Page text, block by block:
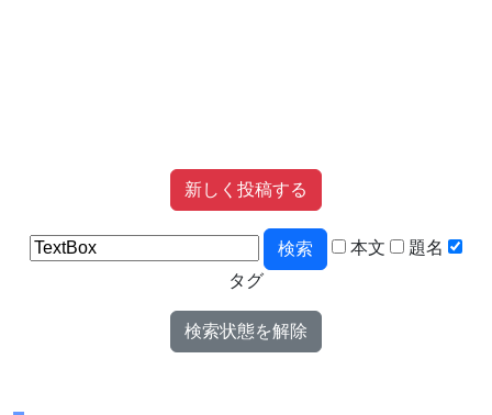
新しく投稿する
検索 本文
題名
タグ
検索状態を解除